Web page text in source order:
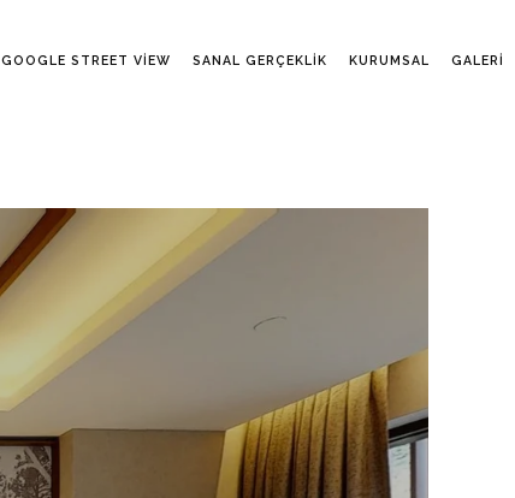
GOOGLE STREET VIEW SANAL GERÇEKLIK KURUMSAL GALERI